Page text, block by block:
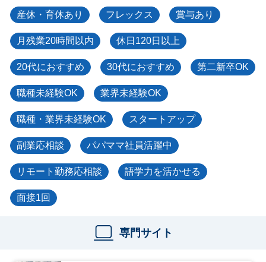
産休・育休あり フレックス 賞与あり
月残業20時間以内 休日120日以上
20代におすすめ 30代におすすめ 第二新卒OK
職種未経験OK 業界未経験OK
職種・業界未経験OK スタートアップ
副業応相談 パパママ社員活躍中
リモート勤務応相談 語学力を活かせる
面接1回
専門サイト